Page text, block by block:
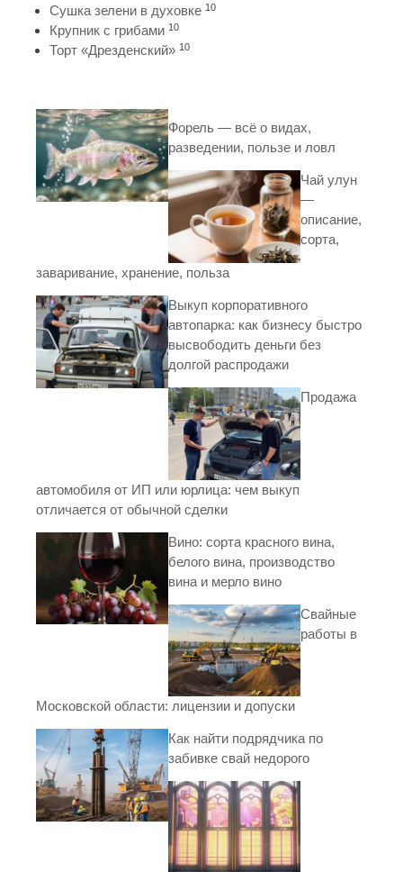
Сушка зелени в духовке 10
Крупник с грибами 10
Торт «Дрезденский» 10
Форель — всё о видах,
разведении, пользе и ловл
Чай улун
—
описание,
сорта,
заваривание, хранение, польза
Выкуп корпоративного
автопарка: как бизнесу быстро
высвободить деньги без
долгой распродажи
Продажа
автомобиля от ИП или юрлица: чем выкуп
отличается от обычной сделки
Вино: сорта красного вина,
белого вина, производство
вина и мерло вино
Свайные
работы в
Московской области: лицензии и допуски
Как найти подрядчика по
забивке свай недорого